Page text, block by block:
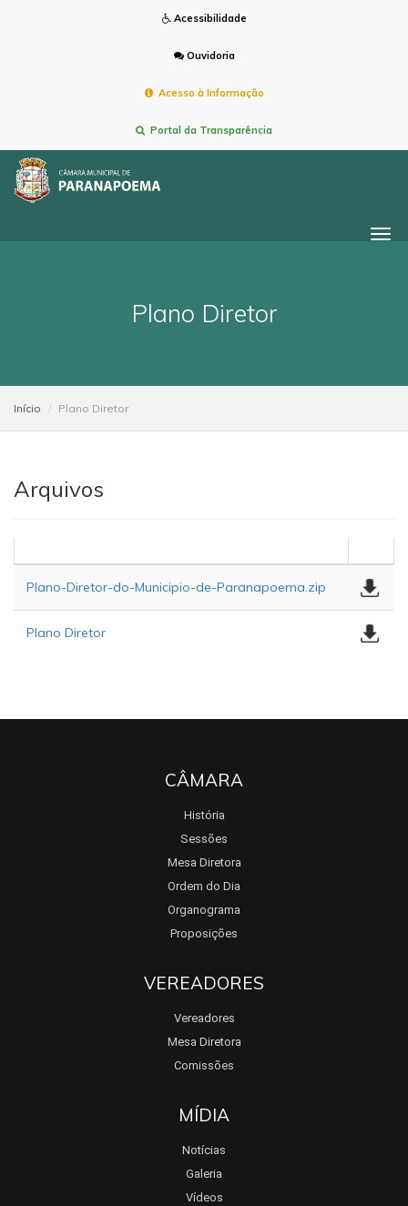
Acessibilidade
Ouvidoria
Acesso à Informação
Portal da Transparência
Plano Diretor
Início Plano Diretor
Arquivos
Plano-Diretor-do-Municipio-de-Paranapoema.zip
Plano Diretor
CÂMARA
História
Sessões
Mesa Diretora
Ordem do Dia
Organograma
Proposições
VEREADORES
Vereadores
Mesa Diretora
Comissões
MÍDIA
Notícias
Galeria
Vídeos